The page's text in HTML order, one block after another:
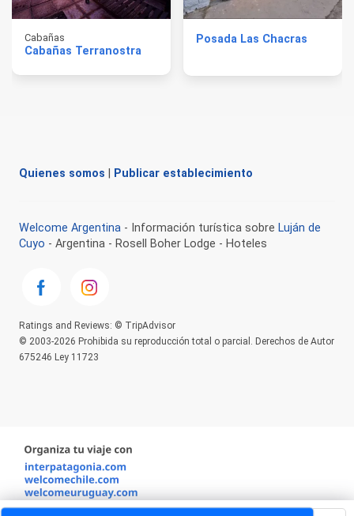
Cabañas
Cabañas Terranostra
Posada Las Chacras
Quienes somos Publicar establecimiento
Welcome Argentina - Información turística sobre Luján de
Cuyo - Argentina - Rosell Boher Lodge - Hoteles
Ratings and Reviews: © TripAdvisor
© 2003-2026 Prohibida su reproducción total o parcial. Derechos de Autor
675246 Ley 11723